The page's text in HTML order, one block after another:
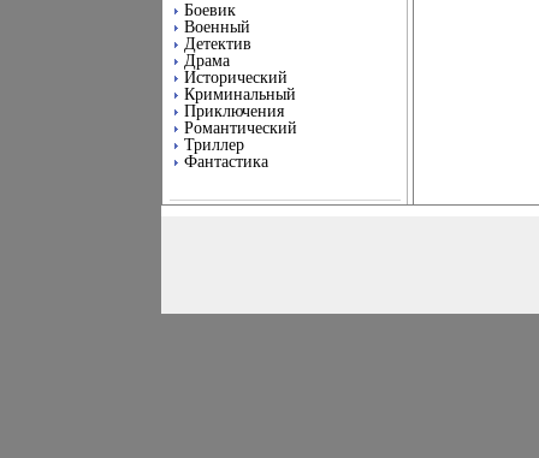
Боевик
Военный
Детектив
Драма
Исторический
Криминальный
Приключения
Романтический
Триллер
Фантастика